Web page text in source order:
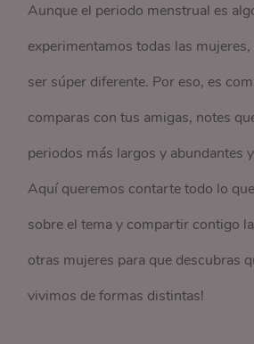
Aunque el periodo menstrual es
experimentamos todas las mujeres,
ser súper diferente. Por eso, es
comparas con tus amigas, notes
periodos más largos y abundantes
Aquí queremos contarte todo lo
sobre el tema y compartir contigo
otras mujeres para que descubras
vivimos de formas distintas!